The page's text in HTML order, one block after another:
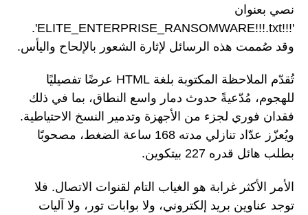
نصي بعنوان
'!!!ELITE_ENTERPRISE_RANSOMWARE!!!.txt'.
وقد صُممت هذه الرسائل لإثارة الشعور بالإلحاح واليأس.
تُقدّم الملاحظة المكتوبة بلغة HTML عرضًا تفصيليًا
للهجوم، مُدّعيةً حدوث دمار واسع النطاق، بما في ذلك
فقدان فوري لجزء من الأجهزة وتدمير النسخ الاحتياطية.
ويُعزّز عدّاد تنازلي مدته 168 ساعة الضغط، مصحوبًا
بطلب هائل قدره 227 بيتكوين.
الأمر الأكثر غرابة هو الغياب التام لقنوات الاتصال. فلا
توجد عناوين بريد إلكتروني، ولا بوابات تور، ولا آليات